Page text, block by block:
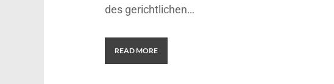
des gerichtlichen…
READ MORE